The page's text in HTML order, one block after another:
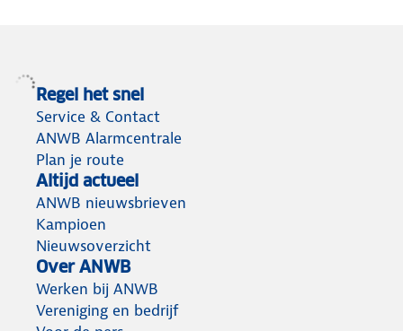
Regel het snel
Service & Contact
ANWB Alarmcentrale
Plan je route
Altijd actueel
ANWB nieuwsbrieven
Kampioen
Nieuwsoverzicht
Over ANWB
Werken bij ANWB
Vereniging en bedrijf